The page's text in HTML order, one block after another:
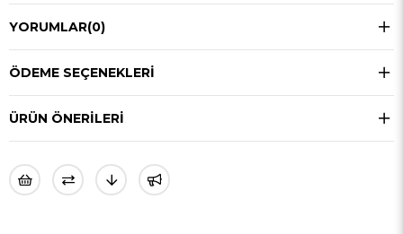
YORUMLAR(0)
ÖDEME SEÇENEKLERI
ÜRÜN ÖNERILERI